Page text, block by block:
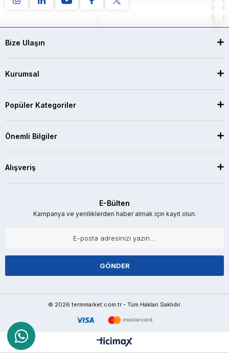
Bize Ulaşın
Kurumsal
Popüler Kategoriler
Önemli Bilgiler
Alışveriş
E-Bülten
Kampanya ve yeniliklerden haber almak için kayıt olun.
GÖNDER
© 2026 termmarket.com.tr - Tüm Hakları Saklıdır.